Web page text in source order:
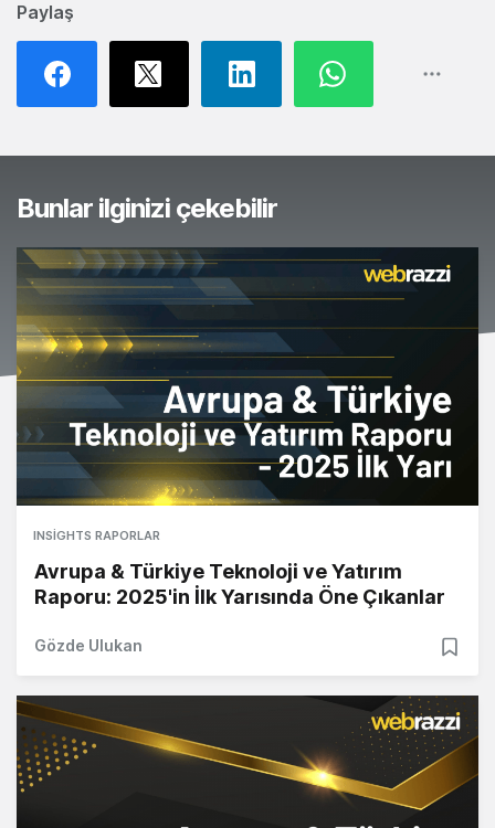
Paylaş
Bunlar ilginizi çekebilir
INSIGHTS RAPORLAR
Avrupa & Türkiye Teknoloji ve Yatırım
Raporu: 2025'in İlk Yarısında Öne Çıkanlar
Gözde Ulukan